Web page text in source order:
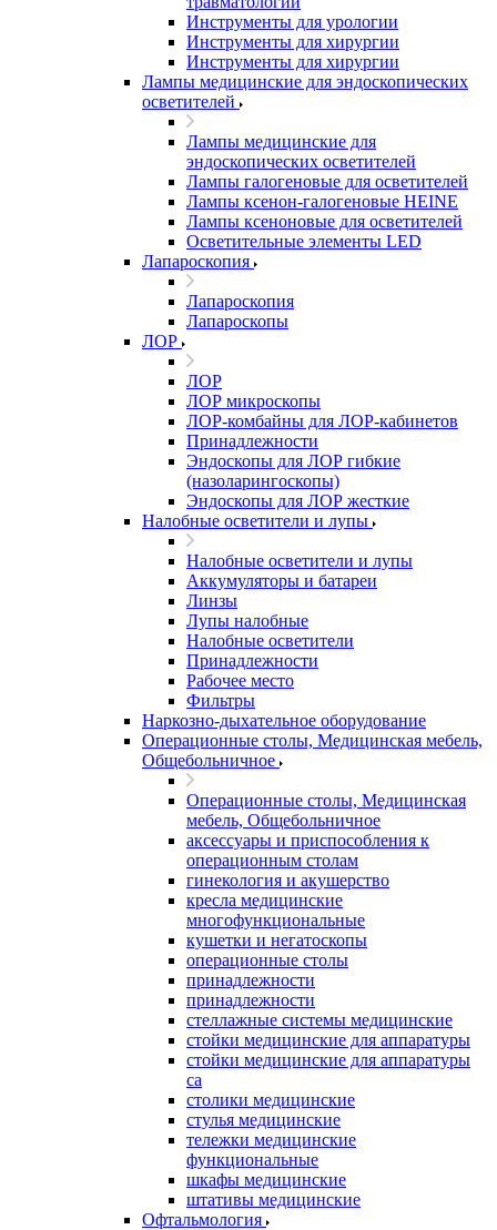
Инструменты для урологии
Инструменты для хирургии
Инструменты для хирургии
Лампы медицинские для эндоскопических
осветителей
Лампы медицинские для
эндоскопических осветителей
Лампы галогеновые для осветителей
Лампы ксенон-галогеновые HEINE
Лампы ксеноновые для осветителей
Осветительные элементы LED
Лапароскопия
Лапароскопия
Лапароскопы
ЛОР
ЛОР
ЛОР микроскопы
ЛОР-комбайны для ЛОР-кабинетов
Принадлежности
Эндоскопы для ЛОР гибкие
(назоларингоскопы)
Эндоскопы для ЛОР жесткие
Налобные осветители и лупы
Налобные осветители и лупы
Аккумуляторы и батареи
Линзы
Лупы налобные
Налобные осветители
Принадлежности
Рабочее место
Фильтры
Наркозно-дыхательное оборудование
Операционные столы, Медицинская мебель,
Общебольничное
Операционные столы, Медицинская
мебель, Общебольничное
аксессуары и приспособления к
операционным столам
гинекология и акушерство
кресла медицинские
многофункциональные
кушетки и негатоскопы
операционные столы
принадлежности
принадлежности
стеллажные системы медицинские
стойки медицинские для аппаратуры
стойки медицинские для аппаратуры
са
столики медицинские
стулья медицинские
тележки медицинские
функциональные
шкафы медицинские
штативы медицинские
Офтальмология